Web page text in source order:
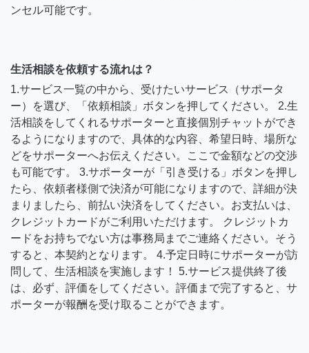
ンセル可能です。
生活相談を依頼する流れは？
1.サービス一覧の中から、受けたいサービス（サポータ
ー）を選び、「依頼相談」ボタンを押してください。 2.生
活相談をしてくれるサポーターと直接個別チャットができ
るようになりますので、具体的な内容、希望日時、場所な
どをサポーターへお伝えください。ここで金額などの交渉
も可能です。 3.サポーターが「引き受ける」ボタンを押し
たら、依頼者様側で決済が可能になりますので、詳細が決
まりましたら、前払い決済をしてください。お支払いは、
クレジットカードがご利用いただけます。 クレジットカ
ードをお持ちでない方は事務局までご連絡ください。そう
すると、本契約となります。 4.予定日時にサポーターが訪
問して、生活相談を実施します！ 5.サービス提供終了後
は、必ず、評価をしてください。評価まで完了すると、サ
ポーターが報酬を受け取ることができます。